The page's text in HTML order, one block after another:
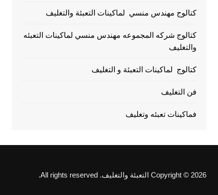
كتالوج مهندس منسي لماكينات التعبئة والتغليف
كتالوج شركه المجموعه مهندس منسي لماكينات التعبئه
والتغليف
كتالوج لماكينات التعبئة و التغليف
فن التغليف
فماكينات تعبئه وتغليف
Copyright © 2026 التعبئة والتغليف. All rights reserved.